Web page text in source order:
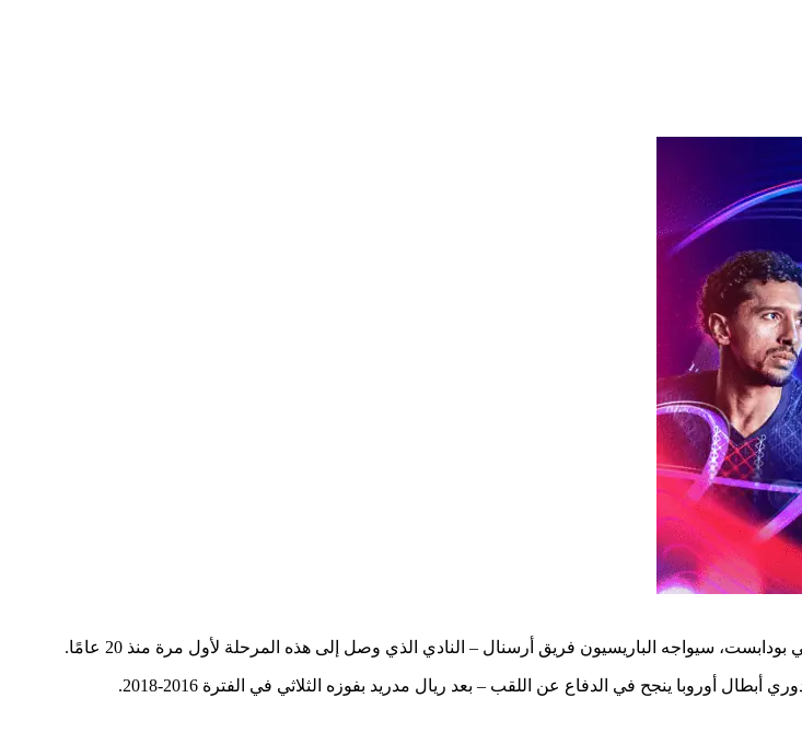
ينجح في الدفاع عن اللقب – بعد ريال مدريد بفوزه الثلاثي في الفترة 2016-2018.